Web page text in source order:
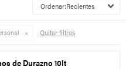
Recientes
Quitar filtros
de Durazno 10lt